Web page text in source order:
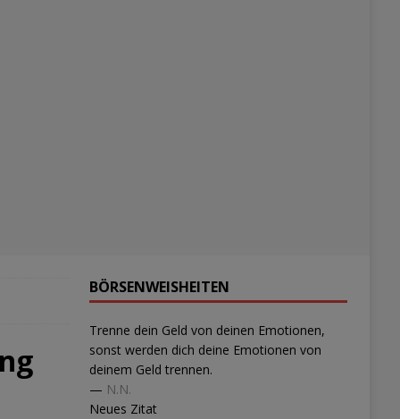
BÖRSENWEISHEITEN
Trenne dein Geld von deinen Emotionen,
sonst werden dich deine Emotionen von
deinem Geld trennen.
— N.N.
Neues Zitat